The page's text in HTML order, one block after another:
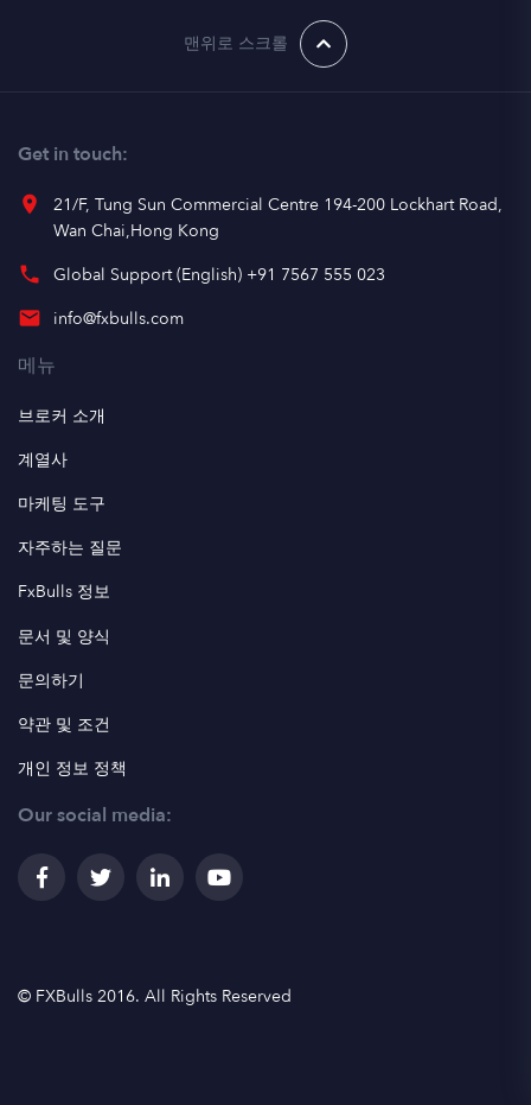
맨위로 스크롤
Get in touch:
place
21/F, Tung Sun Commercial Centre 194-200 Lockhart Road,
Wan Chai,Hong Kong
phone Global Support (English) +91 7567 555 023
email info@fxbulls.com
메뉴
브로커 소개
계열사
마케팅 도구
자주하는 질문
FxBulls 정보
문서 및 양식
문의하기
약관 및 조건
개인 정보 정책
Our social media:
© FXBulls 2016. All Rights Reserved